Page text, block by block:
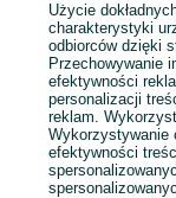
Użycie
charakterystyki
odbiorców dzięki
Przechowywanie
efektywności
personalizacji
reklam.
Wykorzystywanie
efektywności